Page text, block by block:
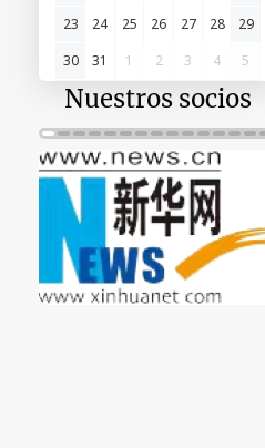
23
24 25 26 27 28
29
30
31 1 2 3 4 5
Nuestros socios